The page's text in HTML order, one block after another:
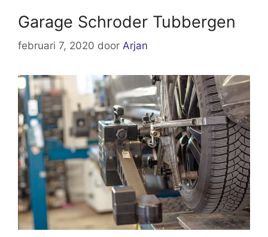
Garage Schroder Tubbergen
februari 7, 2020 door Arjan